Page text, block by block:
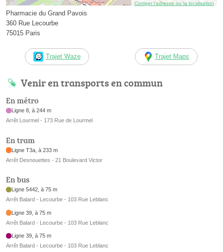
Corriger l’adresse ou la localisation
Pharmacie du Grand Pavois
360 Rue Lecourbe
75015 Paris
Trajet Waze Trajet Maps
Venir en transports en commun
En métro
Ligne 8, à 244 m
Arrêt Lourmel - 173 Rue de Lourmel
En tram
Ligne T3a, à 233 m
Arrêt Desnouettes - 21 Boulevard Victor
En bus
Ligne 5442, à 75 m
Arrêt Balard - Lecourbe - 103 Rue Leblanc
Ligne 39, à 75 m
Arrêt Balard - Lecourbe - 103 Rue Leblanc
Ligne 39, à 75 m
Arrêt Balard - Lecourbe - 103 Rue Leblanc